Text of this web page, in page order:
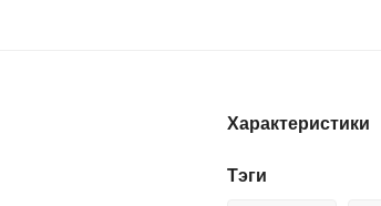
Характеристики
Тэги